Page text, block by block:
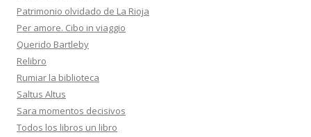
Patrimonio olvidado de La Rioja
Per amore. Cibo in viaggio
Querido Bartleby
Relibro
Rumiar la biblioteca
Saltus Altus
Sara momentos decisivos
Todos los libros un libro